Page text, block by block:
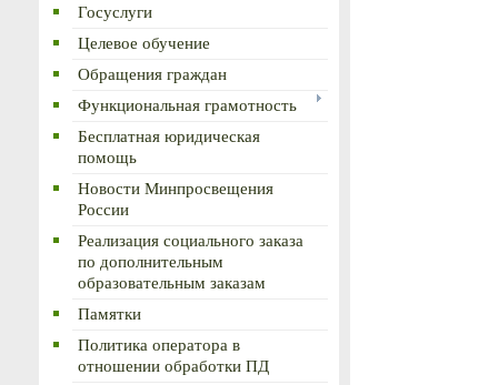
Госуслуги
Целевое обучение
Обращения граждан
Функциональная грамотность
Бесплатная юридическая
помощь
Новости Минпросвещения
России
Реализация социального заказа
по дополнительным
образовательным заказам
Памятки
Политика оператора в
отношении обработки ПД